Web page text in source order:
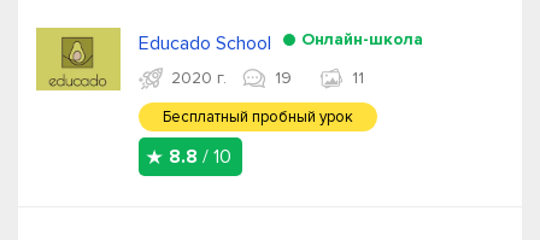
Educado School
Онлайн-школа
2020 г.
19 11
Бесплатный пробный урок
8.8 / 10